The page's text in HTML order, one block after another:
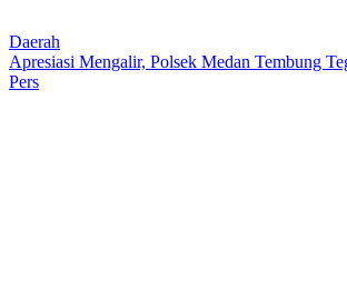
Daerah
Apresiasi Mengalir, Polsek Medan Tembung
Pers